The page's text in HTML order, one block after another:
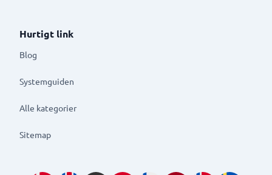
Hurtigt link
Blog
Systemguiden
Alle kategorier
Sitemap